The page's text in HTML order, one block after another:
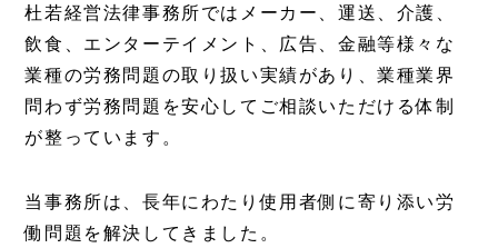
杜若経営法律事務所ではメーカー、運送、介護、
飲食、エンターテイメント、広告、金融等様々な
業種の労務問題の取り扱い実績があり、業種業界
問わず労務問題を安心してご相談いただける体制
が整っています。
当事務所は、長年にわたり使用者側に寄り添い労
働問題を解決してきました。